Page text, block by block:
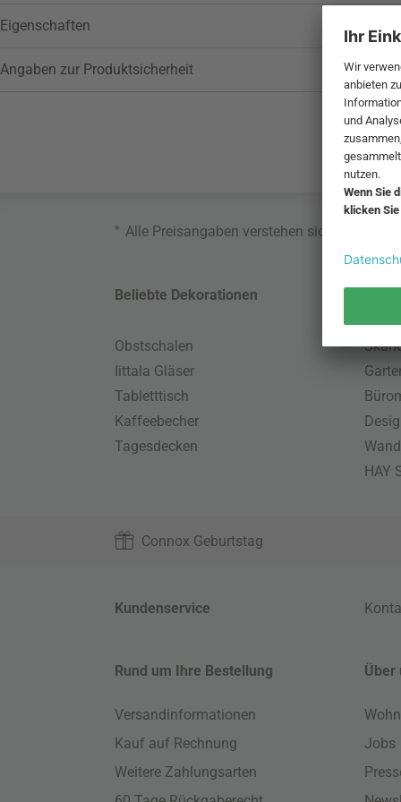
Eigenschaften
Angaben zur Produktsicherheit
* Alle Preisangaben verstehen sich inklusive
Beliebte Dekorationen
Obstschalen
Iittala Gläser
Tabletttisch
Kaffeebecher
Tagesdecken
HAY
Connox Geburtstag
Kundenservice
Rund um Ihre Bestellung
Versandinformationen
Kauf auf Rechnung
Weitere Zahlungsarten
Über
Jobs